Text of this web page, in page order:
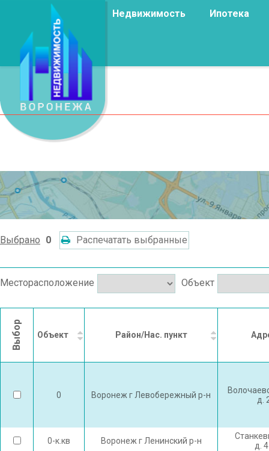
Недвижимость Ипотека
Выбрано 0 Распечатать выбранные
Месторасположение Объект
Выбор Объект Район/Нас. пункт
0 Воронеж г Левобережный р-н
д.
0-к.кв Воронеж г Ленинский р-н
д.